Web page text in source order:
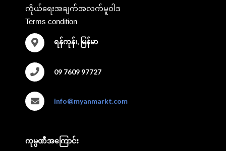
ကိုယ်ရေးအချက်အလက်မူဝါဒ
Terms condition
ရန်ကုန်၊, မြန်မာ
09 7609 97727
info@myanmarkt.com
ကုမ္ပဏီအကြောင်း